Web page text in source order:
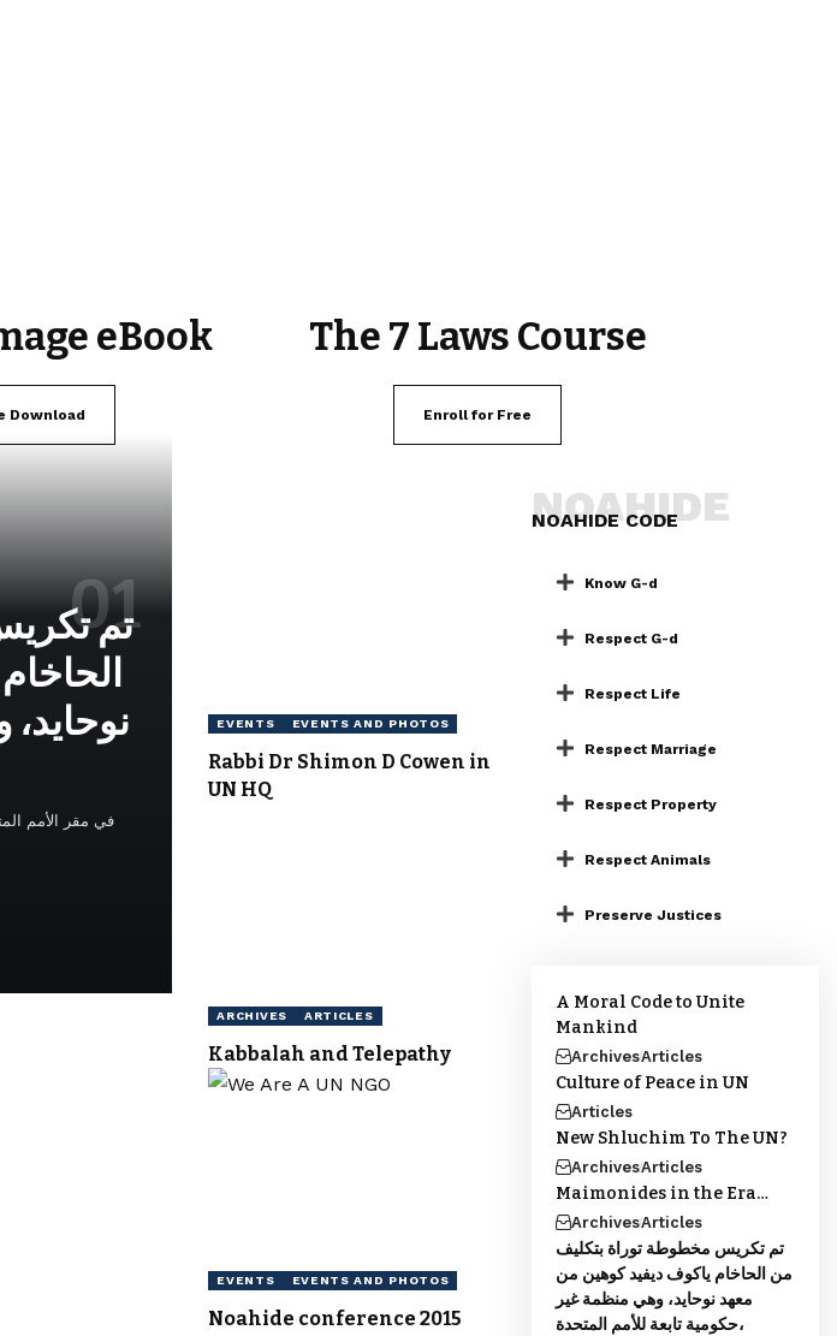
eBook
Download
The 7 Laws Course
Enroll for Free
تم
في مقر الأمم
EVENTS EVENTS AND PHOTOS
Rabbi Dr Shimon D Cowen in
UN HQ
ARCHIVES ARTICLES
Kabbalah and Telepathy
EVENTS EVENTS AND PHOTOS
Noahide conference 2015
NOAHIDE CODE
NOAHIDE
Know G-d
Respect G-d
Respect Life
Respect Marriage
Respect Property
Respect Animals
Preserve Justices
A Moral Code to Unite
Mankind
ArchivesArticles
Culture of Peace in UN
Articles
New Shluchim To The UN?
ArchivesArticles
Maimonides in the Era…
ArchivesArticles
تم تكريس مخطوطة توراة بتكليف
من الحاخام ياكوف ديفيد كوهين من
معهد نوحايد، وهي منظمة غير
حكومية تابعة للأمم المتحدة،